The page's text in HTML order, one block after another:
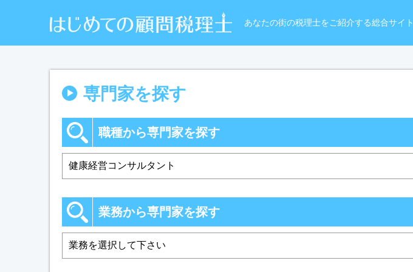
あなたの街の税理士をご紹介する総合サイト
専門家を探す
職種から専門家を探す
業務から専門家を探す